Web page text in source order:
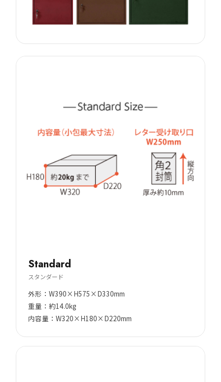
Standard
スタンダード
外形：W390×H575×D330mm
重量：約14.0kg
内容量：W320×H180×D220mm